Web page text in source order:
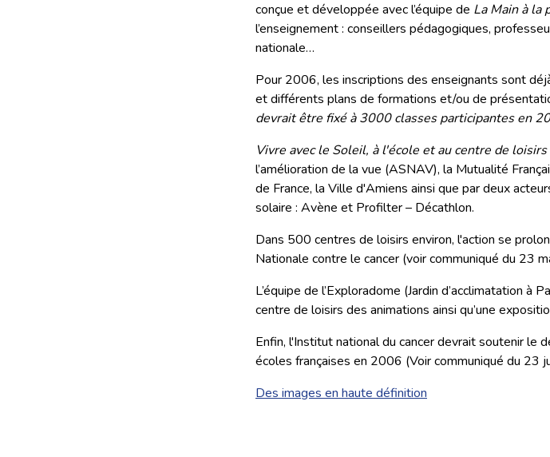
conçue et développée avec l’équipe de La Main à la
l’enseignement : conseillers pédagogiques,
nationale…
Pour 2006, les inscriptions des enseignants sont
et différents plans de formations et/ou de
devrait être fixé à 3000 classes participantes en
Vivre avec le Soleil, à l'école et au centre de loisirs
l’amélioration de la vue (ASNAV), la Mutualité
de France, la Ville d'Amiens ainsi que par deux
solaire : Avène et Profilter – Décathlon.
Dans 500 centres de loisirs environ, l'action se
Nationale contre le cancer (voir communiqué du 23
L’équipe de l’Exploradome (Jardin d’acclimatation à
centre de loisirs des animations ainsi qu’une
Enfin, l'Institut national du cancer devrait soutenir le
écoles françaises en 2006 (Voir communiqué du 23
Des images en haute définition